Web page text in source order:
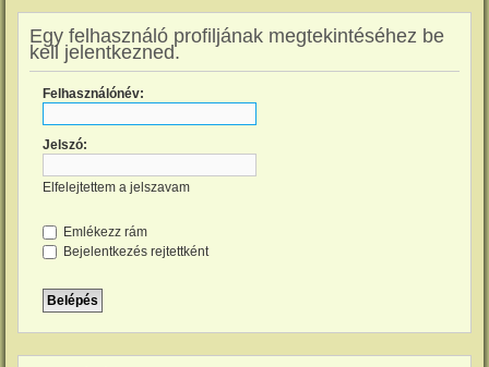
Egy felhasználó profiljának megtekintéséhez be
kell jelentkezned.
Felhasználónév:
Jelszó:
Elfelejtettem a jelszavam
Emlékezz rám
Bejelentkezés rejtettként